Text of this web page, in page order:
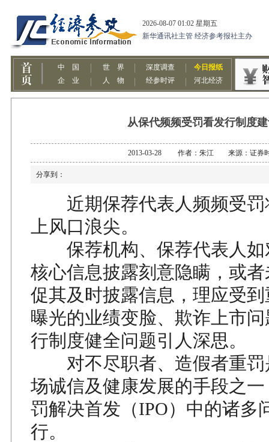
从保代频频受罚看发行制度
2013-03-28 作者：朱江 来源：证券
分享到：
近期保荐代表人频频受罚
上风口浪尖。
保荐机构、保荐代表人如
核心信息披露刻意隐瞒，或
促其及时披露信息，理应受
曝光的业绩变脸、欺诈上市
行制度健全问题引人深思。
对不尽职者、造假者重罚
场诚信及健康发展的手段之
罚解决首发（IPO）中的诸多
行。